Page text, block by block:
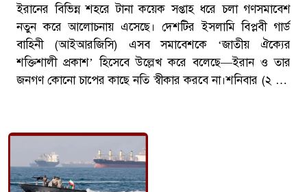
ইরানের বিভিন্ন শহরে টানা কয়েক সপ্তাহ ধরে চলা গণসমাবেশ
নতুন করে আলোচনায় এসেছে। দেশটির ইসলামি বিপ্লবী গার্ড
বাহিনী (আইআরজিসি) এসব সমাবেশকে ‘জাতীয় ঐক্যের
শক্তিশালী প্রকাশ’ হিসেবে উল্লেখ করে বলেছে—ইরান ও তার
জনগণ কোনো চাপের কাছে নতি স্বীকার করবে না।শনিবার (২ মে)
জনগণের ঐক্য, প্রতিরোধ এবং রাষ্ট্রের প্রতি আনুগত্যের প্রতিফলন।
গণসমাবেশে ব্যাপক অংশগ্রহণআইআরজিসির দাবি অনুযায়ী, গত
কয়েক সপ্তাহে ইরানের বিভিন্ন প্রদেশে লাখো মানুষ অংশ নিয়েছেন
এসব সমাবেশে। বিশেষ করে অষ্টম শিয়া ইমাম ইমাম রেজা